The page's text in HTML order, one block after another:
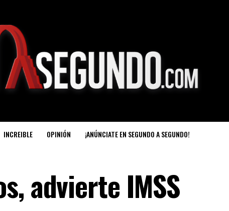
INCREIBLE OPINIÓN ¡ANÚNCIATE EN SEGUNDO A SEGUNDO!
advierte IMSS